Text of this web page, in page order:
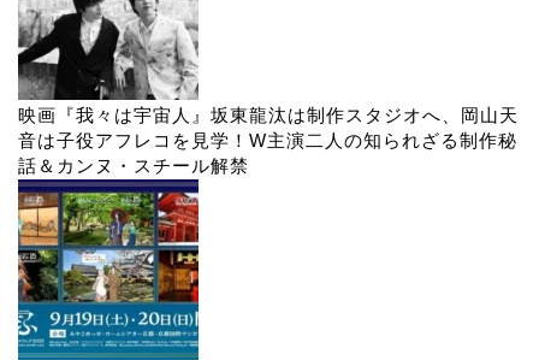
映画『我々は宇宙人』坂東龍汰は制作スタジオへ、岡山天
音は子役アフレコを見学！W主演二人の知られざる制作秘
話＆カンヌ・スチール解禁